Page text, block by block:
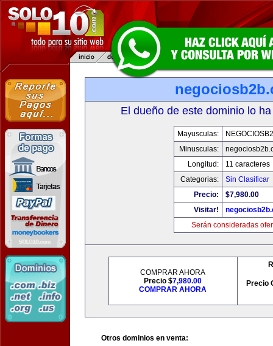
El dueño de este dominio lo
Mayusculas:
Minusculas:
Longitud:
11 caracteres
Categorias:
Sin Clasificar
Precio:
$7,980.00
Visitar!
Serán consideradas
COMPRAR AHORA
Precio $7,980.00
COMPRAR AHORA
Precio
Otros dominios en venta: